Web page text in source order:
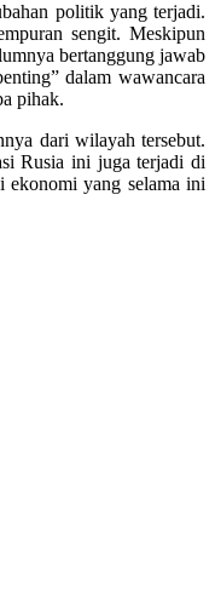
politik yang terjadi.
sengit. Meskipun
bertanggung jawab
dalam wawancara
pihak.
dari wilayah tersebut.
Rusia ini juga terjadi di
ekonomi yang selama ini